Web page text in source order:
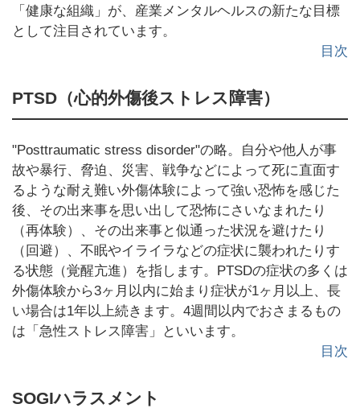
「健康な組織」が、産業メンタルヘルスの新たな目標
として注目されています。
目次
PTSD（心的外傷後ストレス障害）
"Posttraumatic stress disorder"の略。自分や他人が事
故や暴行、脅迫、災害、戦争などによって死に直面す
るような耐え難い外傷体験によって強い恐怖を感じた
後、その出来事を思い出して恐怖にさいなまれたり
（再体験）、その出来事と似通った状況を避けたり
（回避）、不眠やイライラなどの症状に襲われたりす
る状態（覚醒亢進）を指します。PTSDの症状の多くは
外傷体験から3ヶ月以内に始まり症状が1ヶ月以上、長
い場合は1年以上続きます。4週間以内でおさまるもの
は「急性ストレス障害」といいます。
目次
SOGIハラスメント